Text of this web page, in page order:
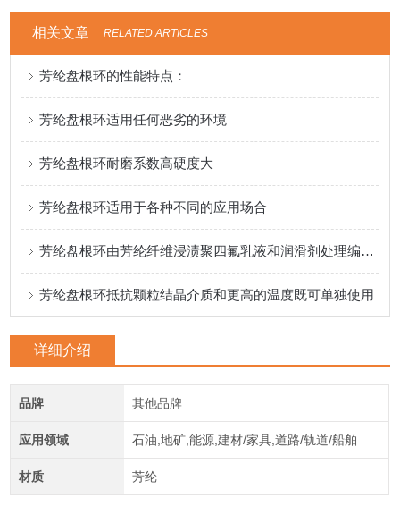
相关文章 RELATED ARTICLES
芳纶盘根环的性能特点：
芳纶盘根环适用任何恶劣的环境
芳纶盘根环耐磨系数高硬度大
芳纶盘根环适用于各种不同的应用场合
芳纶盘根环由芳纶纤维浸渍聚四氟乳液和润滑剂处理编织而成
芳纶盘根环抵抗颗粒结晶介质和更高的温度既可单独使用
详细介绍
品牌 其他品牌
应用领域 石油,地矿,能源,建材/家具,道路/轨道/船舶
材质 芳纶